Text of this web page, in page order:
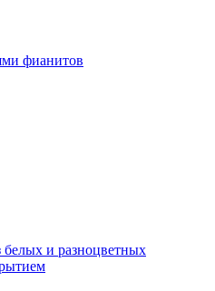
фианитов
и разноцветных